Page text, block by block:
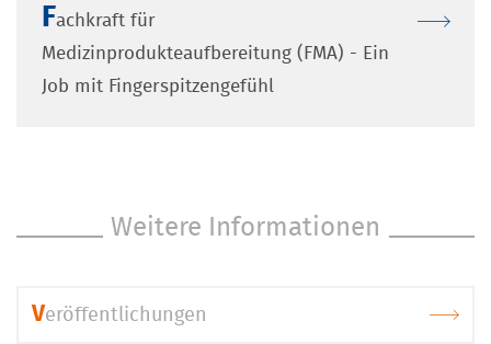
Fachkraft für
Medizinprodukteaufbereitung (FMA) - Ein
Job mit Fingerspitzengefühl
Weitere Informationen
Veröffentlichungen